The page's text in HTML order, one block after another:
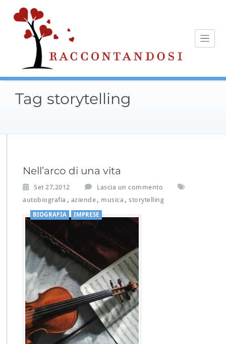
content
Tag storytelling
Nell’arco di una vita
Set 27,2012
Lascia un commento
autobiografia , aziende , musica , storytelling
BIOGRAFIA IMPRESE